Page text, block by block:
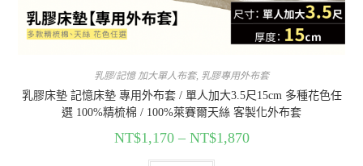
乳膠/記憶 加大單人布套, 乳膠專用外布套
乳膠床墊 記憶床墊 專用外布套 / 單人加大3.5尺15cm 多種花色任
選 100%精梳棉 / 100%萊賽爾天絲 客製化外布套
NT$1,170– NT$1,870